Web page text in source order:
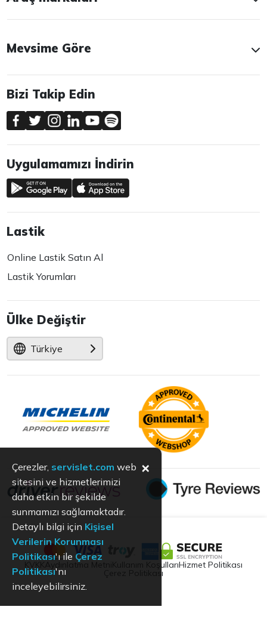
Mevsime Göre
Bizi Takip Edin
Uygulamamızı İndirin
Lastik
Online Lastik Satın Al
Lastik Yorumları
Ülke Değiştir
Türkiye
Aydınlatma Metni Kullanım KoşullarıHizmet Politikası
Çerez Politikası
Çerezler, servislet.com web
sitesini ve hizmetlerimizi
daha etkin bir şekilde
sunmamızı sağlamaktadır.
Detaylı bilgi için Kişisel
Verilerin Korunması
Politikası'ı ile Çerez
Politikası'nı
inceleyebilirsiniz.
×